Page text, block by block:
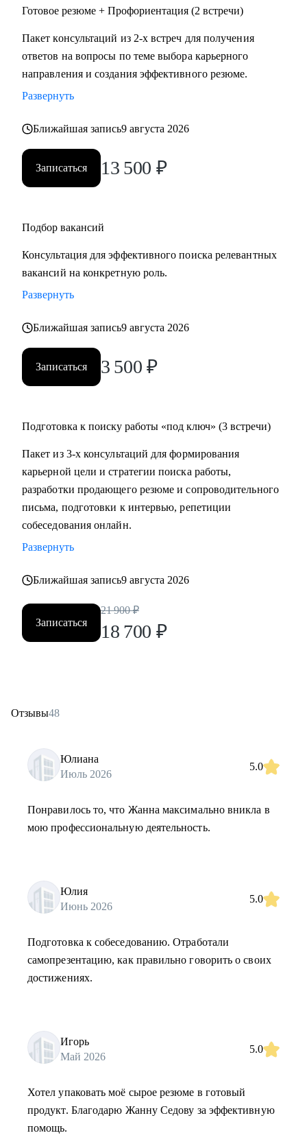
Готовое резюме + Профориентация (2 встречи)
Пакет консультаций из 2-х встреч для получения
ответов на вопросы по теме выбора карьерного
направления и создания эффективного резюме.
Развернуть
Ближайшая запись9 августа 2026
Записаться 13 500 ₽
Подбор вакансий
Консультация для эффективного поиска релевантных
вакансий на конкретную роль.
Развернуть
Ближайшая запись9 августа 2026
Записаться 3 500 ₽
Подготовка к поиску работы «под ключ» (3 встречи)
Пакет из 3-х консультаций для формирования
карьерной цели и стратегии поиска работы,
разработки продающего резюме и сопроводительного
письма, подготовки к интервью, репетиции
собеседования онлайн.
Развернуть
Ближайшая запись9 августа 2026
Записаться
21 900 ₽
18 700 ₽
Отзывы48
Юлиана
Июль 2026
5.0
Понравилось то, что Жанна максимально вникла в
мою профессиональную деятельность.
Юлия
Июнь 2026
5.0
Подготовка к собеседованию. Отработали
самопрезентацию, как правильно говорить о своих
достижениях.
Игорь
Май 2026
5.0
Хотел упаковать моё сырое резюме в готовый
продукт. Благодарю Жанну Седову за эффективную
помощь.